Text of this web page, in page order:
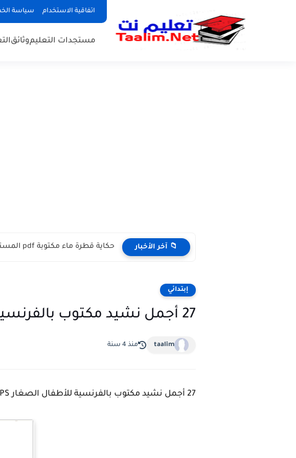
اتفاقية الاستخدام سياسة
مستجدات التعليموثائق
📁 آخر الأخبار حكاية قطرة ماء مكتوبة pdf المستوى الثالث المدرسة الرائدة
إبتدائي
27 أجمل نشيد مكتوب بالفرنسية للأطفال الصغار 2021
taalim منذ 4 سنة
27 أجمل نشيد مكتوب بالفرنسية للأطفال الصغار https://ift.tt/2WTpkPS